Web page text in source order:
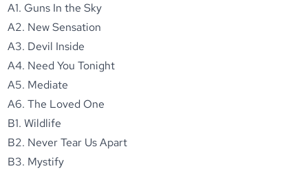
A1. Guns In the Sky
A2. New Sensation
A3. Devil Inside
A4. Need You Tonight
A5. Mediate
A6. The Loved One
B1. Wildlife
B2. Never Tear Us Apart
B3. Mystify